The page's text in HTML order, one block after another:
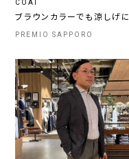
COAT
ブラウンカラーでも涼しげに
PREMIO SAPPORO